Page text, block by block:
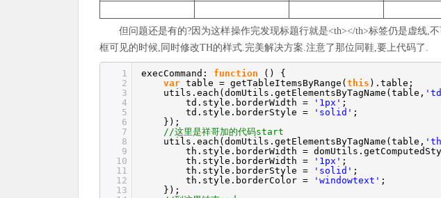
但问题还是有的?因为这样操作完发现标题行就是<th></th>标签仍是虚线,
框可见的时候,同时修改TH的样式.完美解决方案.注意了那位同鞋,要上代码了.
1
2
3
4
5
6
7
8
9
10
11
12
13
execCommand: function
() {
var table = getTableItemsByRange( this ).table;
utils.each(domUtils.getElementsByTagName(table,
td.style.borderWidth =
'1px' ;
td.style.borderStyle =
'solid' ;
});
//这里是祥哥加的代码start
utils.each(domUtils.getElementsByTagName(table,
th.style.borderWidth =
th.style.borderWidth =
'1px' ;
th.style.borderStyle =
'solid' ;
th.style.borderColor =
'windowtext' ;
});